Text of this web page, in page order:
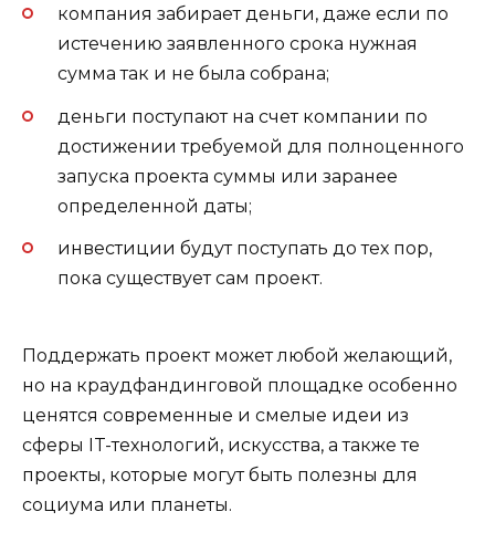
компания забирает деньги, даже если по
истечению заявленного срока нужная
сумма так и не была собрана;
деньги поступают на счет компании по
достижении требуемой для полноценного
запуска проекта суммы или заранее
определенной даты;
инвестиции будут поступать до тех пор,
пока существует сам проект.
Поддержать проект может любой желающий,
но на краудфандинговой площадке особенно
ценятся современные и смелые идеи из
сферы IT-технологий, искусства, а также те
проекты, которые могут быть полезны для
социума или планеты.